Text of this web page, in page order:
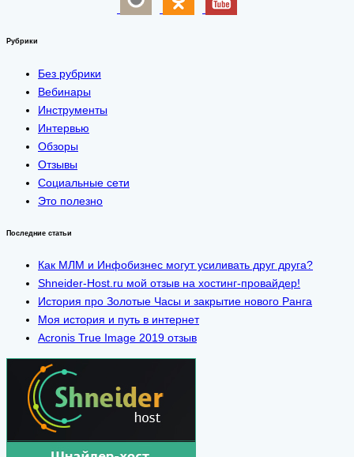
Рубрики
Без рубрики
Вебинары
Инструменты
Интервью
Обзоры
Отзывы
Социальные сети
Это полезно
Последние статьи
Как МЛМ и Инфобизнес могут усиливать друг друга?
Shneider-Host.ru мой отзыв на хостинг-провайдер!
История про Золотые Часы и закрытие нового Ранга
Моя история и путь в интернет
Acronis True Image 2019 отзыв